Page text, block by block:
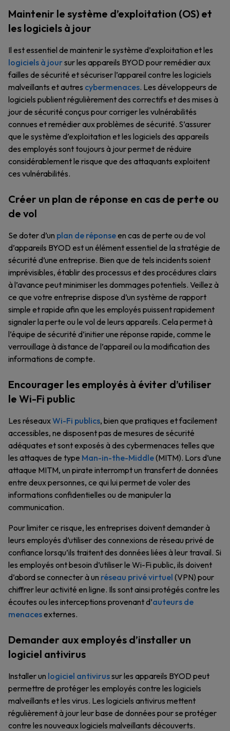
Maintenir le système d’exploitation (OS) et
les logiciels à jour
Il est essentiel de maintenir le système d’exploitation et les
logiciels à joursur les appareils BYOD pour remédier aux
failles de sécurité et sécuriser l’appareil contre les logiciels
malveillants et autres cybermenaces. Les développeurs de
logiciels publient régulièrement des correctifs et des mises à
jour de sécurité conçus pour corriger les vulnérabilités
connues et remédier aux problèmes de sécurité. S’assurer
que le système d’exploitation et les logiciels des appareils
des employés sont toujours à jour permet de réduire
considérablement le risque que des attaquants exploitent
ces vulnérabilités.
Créer un plan de réponse en cas de perte ou
de vol
Se doter d’un plan de réponseen cas de perte ou de vol
d’appareils BYOD est un élément essentiel de la stratégie de
sécurité d’une entreprise. Bien que de tels incidents soient
imprévisibles, établir des processus et des procédures clairs
à l’avance peut minimiser les dommages potentiels. Veillez à
ce que votre entreprise dispose d’un système de rapport
simple et rapide afin que les employés puissent rapidement
signaler la perte ou le vol de leurs appareils. Cela permet à
l’équipe de sécurité d’initier une réponse rapide, comme le
verrouillage à distance de l’appareil ou la modification des
informations de compte.
Encourager les employés à éviter d’utiliser
le Wi-Fi public
Les réseauxWi-Fi publics, bien que pratiques et facilement
accessibles, ne disposent pas de mesures de sécurité
adéquates et sont exposés à des cybermenaces telles que
les attaques de type Man-in-the-Middle(MITM). Lors d’une
attaque MITM, un pirate interrompt un transfert de données
entre deux personnes, ce qui lui permet de voler des
informations confidentielles ou de manipuler la
communication.
Pour limiter ce risque, les entreprises doivent demander à
leurs employés d’utiliser des connexions de réseau privé de
confiance lorsqu’ils traitent des données liées à leur travail. Si
les employés ont besoin d’utiliser le Wi-Fi public, ils doivent
d’abord se connecter à un réseau privé virtuel (VPN) pour
chiffrer leur activité en ligne. Ils sont ainsi protégés contre les
écoutes ou les interceptions provenant d’auteurs de
menacesexternes.
Demander aux employés d’installer un
logiciel antivirus
Installer un logiciel antivirussur les appareils BYOD peut
permettre de protéger les employés contre les logiciels
malveillants et les virus. Les logiciels antivirus mettent
régulièrement à jour leur base de données pour se protéger
contre les nouveaux logiciels malveillants découverts.